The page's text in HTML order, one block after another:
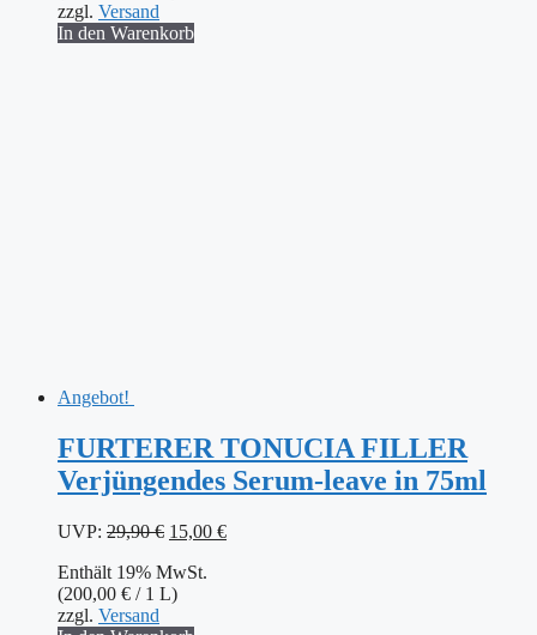
zzgl. Versand
In den Warenkorb
Angebot!
FURTERER TONUCIA FILLER
Verjüngendes Serum-leave in 75ml
UVP: 29,90€ Ursprünglicher
war:
29,90 €
15,00 €Aktueller
Enthält 19% MwSt.
(200,00 € / 1 L)
zzgl. Versand